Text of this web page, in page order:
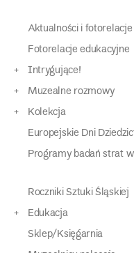
Aktualności i fotorelacje
Fotorelacje edukacyjne
Intrygujące!
Muzealne rozmowy
Kolekcja
Europejskie Dni
Programy badań strat
Roczniki Sztuki Śląskiej
Edukacja
Sklep/Księgarnia